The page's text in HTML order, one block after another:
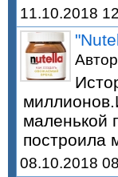
11.10.2018
маленькой
08.10.2018